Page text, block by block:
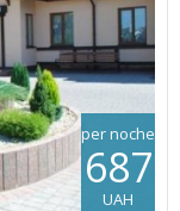
per noche
687
UAH